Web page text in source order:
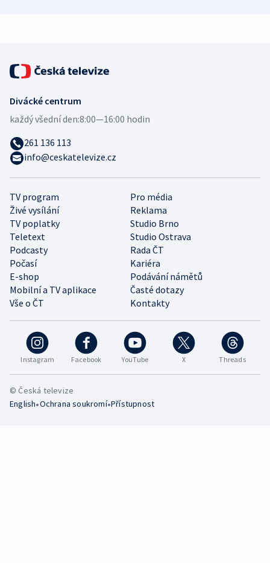
Instagram Facebook YouTube X Threads
TV program
Pro média
Živé vysílání
Reklama
TV poplatky
Studio Brno
Teletext
Studio Ostrava
Podcasty
Rada ČT
Počasí
Kariéra
E-shop
Podávání námětů
Mobilní a TV aplikace
Časté dotazy
Vše o ČT
Kontakty
Divácké centrum
každý všední den:8:00—16:00 hodin
261 136 113
info@ceskatelevize.cz
© Česká televize
English•Ochrana soukromí•Přístupnost